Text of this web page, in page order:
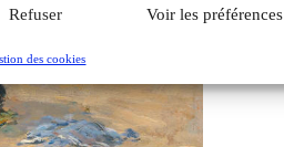
Refuser Voir les préférences
des cookies